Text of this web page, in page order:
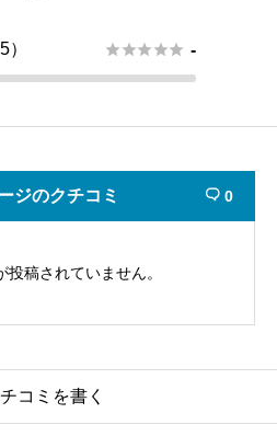
 -
ジのクチコミ  0
投稿されていません。
コミを書く